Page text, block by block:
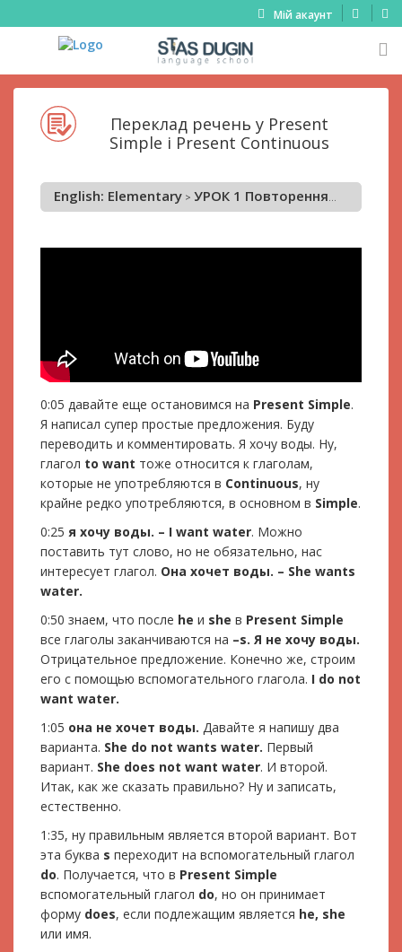
Мій акаунт
Переклад речень у Present
Simple і Present Continuous
English: Elementary УРОК 1 Повторення матеріалу курсу Basics
0:05 давайте еще остановимся на Present Simple.
Я написал супер простые предложения. Буду
переводить и комментировать. Я хочу воды. Ну,
глагол to want тоже относится к глаголам,
которые не употребляются в Continuous, ну
крайне редко употребляются, в основном в Simple.
0:25 я хочу воды. – I want water. Можно
поставить тут слово, но не обязательно, нас
интересует глагол. Она хочет воды. – She wants
water.
0:50 знаем, что после he и she в Present Simple
все глаголы заканчиваются на –s. Я не хочу воды.
Отрицательное предложение. Конечно же, строим
его с помощью вспомогательного глагола. I do not
want water.
1:05 она не хочет воды. Давайте я напишу два
варианта. She do not wants water. Первый
вариант. She does not want water. И второй.
Итак, как же сказать правильно? Ну и записать,
естественно.
1:35, ну правильным является второй вариант. Вот
эта буква s переходит на вспомогательный глагол
do. Получается, что в Present Simple
вспомогательный глагол do, но он принимает
форму does, если подлежащим является he, she
или имя.